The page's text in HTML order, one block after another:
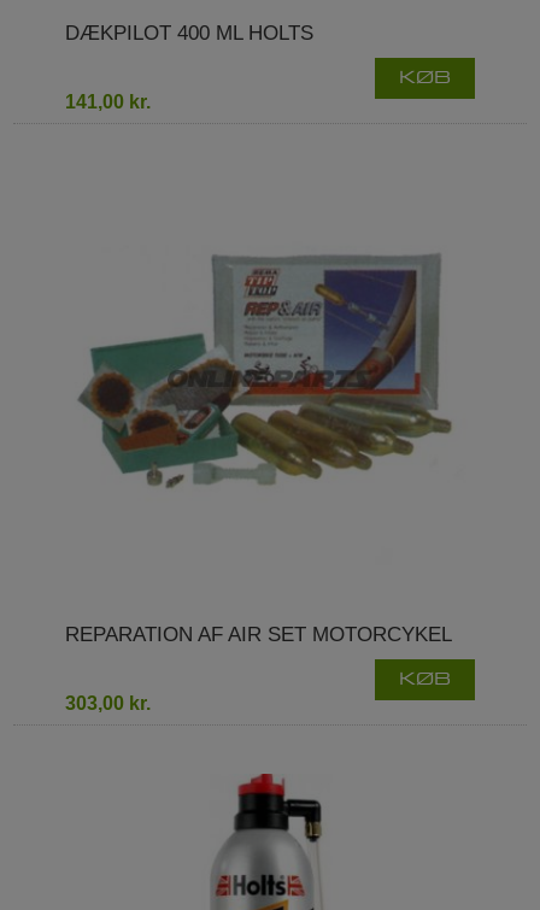
DÆKPILOT 400 ML HOLTS
141,00 kr.
KØB
REPARATION AF AIR SET MOTORCYKEL
303,00 kr.
KØB